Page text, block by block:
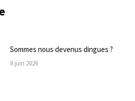
Sommes nous devenus dingues ?
8 juin 2026